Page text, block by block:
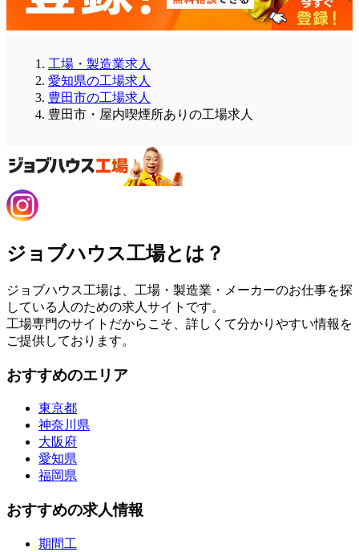
工場・製造業求人
愛知県の工場求人
豊田市の工場求人
豊田市・屋内喫煙所ありの工場求人
ジョブハウス工場とは？
ジョブハウス工場は、工場・製造業・メーカーのお仕事を探
している人のための求人サイトです。
工場専門のサイトだからこそ、詳しくて分かりやすい情報を
ご提供しております。
おすすめのエリア
東京都
神奈川県
大阪府
愛知県
福岡県
おすすめの求人情報
期間工